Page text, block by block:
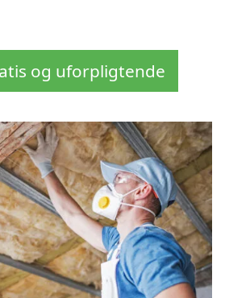
og uforpligtende